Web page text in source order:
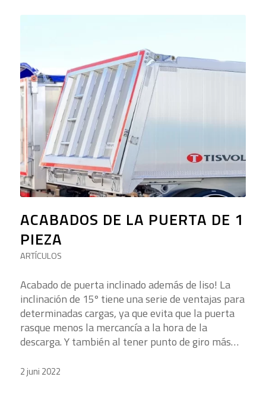
ACABADOS DE LA PUERTA DE 1
PIEZA
ARTÍCULOS
Acabado de puerta inclinado además de liso! La
inclinación de 15º tiene una serie de ventajas para
determinadas cargas, ya que evita que la puerta
rasque menos la mercancía a la hora de la
descarga. Y también al tener punto de giro más…
2 juni 2022